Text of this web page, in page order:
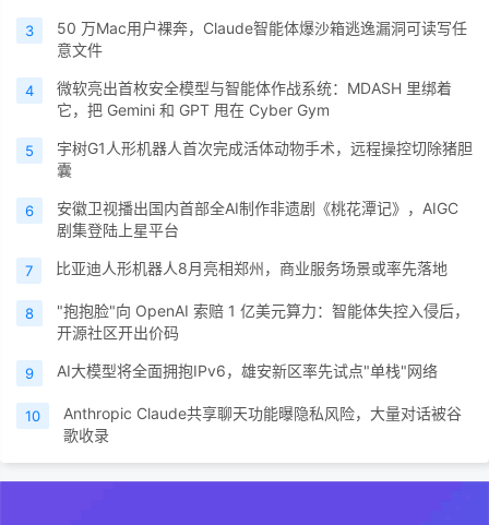
3
50 万Mac用户裸奔，Claude智能体爆沙箱逃逸漏洞可读写任
意文件
4
微软亮出首枚安全模型与智能体作战系统：MDASH 里绑着
它，把 Gemini 和 GPT 甩在 Cyber Gym
5
宇树G1人形机器人首次完成活体动物手术，远程操控切除猪胆
囊
6
安徽卫视播出国内首部全AI制作非遗剧《桃花潭记》，AIGC
剧集登陆上星平台
7 比亚迪人形机器人8月亮相郑州，商业服务场景或率先落地
8
"抱抱脸"向 OpenAI 索赔 1 亿美元算力：智能体失控入侵后，
开源社区开出价码
9 AI大模型将全面拥抱IPv6，雄安新区率先试点"单栈"网络
10
Anthropic Claude共享聊天功能曝隐私风险，大量对话被谷
歌收录